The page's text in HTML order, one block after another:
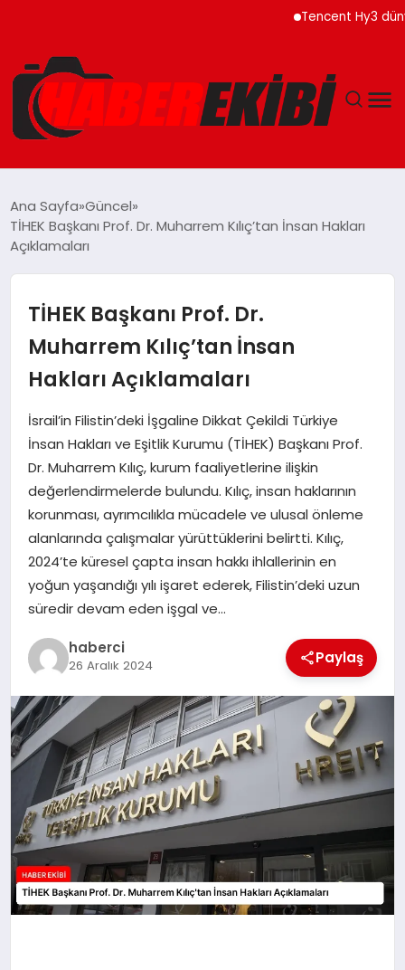
Tencent Hy3 dünya
GÜNCEL
MAGAZIN
SAĞLIK
SPOR
TEKNOLOJI
YAŞAM
Ana Sayfa Güncel
TİHEK Başkanı Prof. Dr. Muharrem Kılıç’tan İnsan Hakları
Açıklamaları
TİHEK Başkanı Prof. Dr.
Muharrem Kılıç’tan İnsan
Hakları Açıklamaları
İsrail’in Filistin’deki İşgaline Dikkat Çekildi Türkiye
İnsan Hakları ve Eşitlik Kurumu (TİHEK) Başkanı Prof.
Dr. Muharrem Kılıç, kurum faaliyetlerine ilişkin
değerlendirmelerde bulundu. Kılıç, insan haklarının
korunması, ayrımcılıkla mücadele ve ulusal önleme
alanlarında çalışmalar yürüttüklerini belirtti. Kılıç,
2024’te küresel çapta insan hakkı ihlallerinin en
yoğun yaşandığı yılı işaret ederek, Filistin’deki uzun
süredir devam eden işgal ve…
haberci
26 Aralık 2024 Paylaş